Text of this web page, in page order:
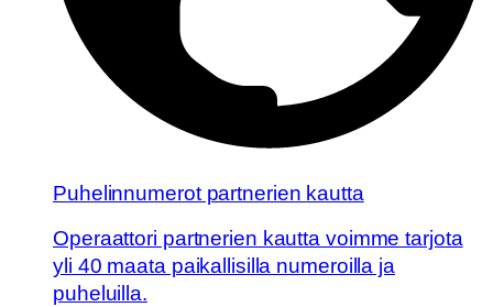
Puhelinnumerot partnerien kautta
Operaattori partnerien kautta voimme tarjota
yli 40 maata paikallisilla numeroilla ja
puheluilla.